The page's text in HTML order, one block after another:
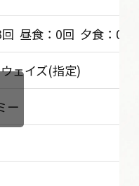
昼食：0回 夕食：0回
ェイズ(指定)
ー